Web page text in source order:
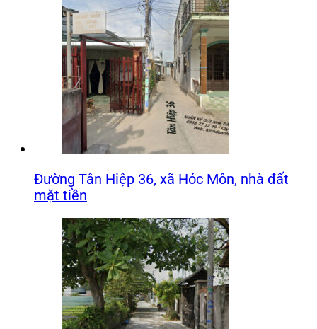
Đường Tân Hiệp 36, xã Hóc Môn, nhà đất
mặt tiền